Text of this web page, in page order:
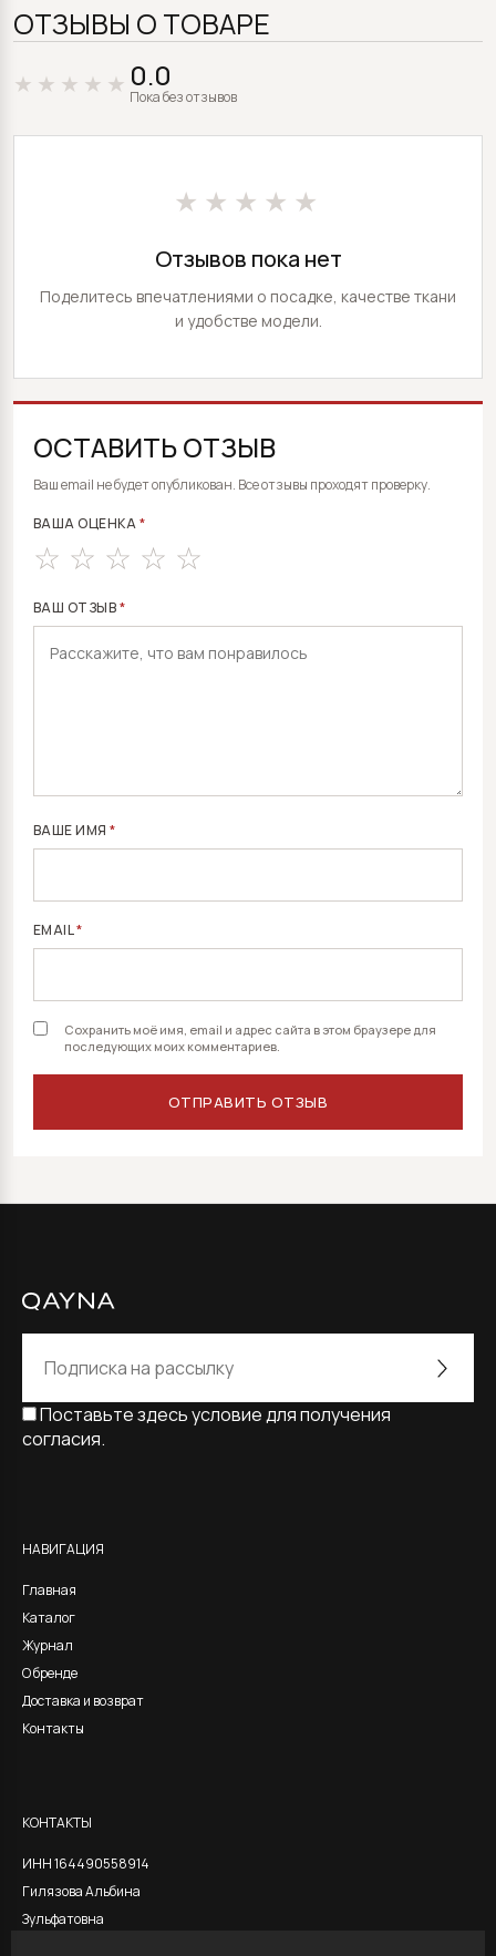
ОТЗЫВЫ О ТОВАРЕ
0.0
Пока без отзывов
★★★★★
Отзывов пока нет
Поделитесь впечатлениями о посадке, качестве ткани
и удобстве модели.
ОСТАВИТЬ ОТЗЫВ
Ваш email не будет опубликован. Все отзывы проходят проверку.
ВАША ОЦЕНКА*
ВАШ ОТЗЫВ*
ВАШЕ ИМЯ*
EMAIL*
Сохранить моё имя, email и адрес сайта в этом браузере для
последующих моих комментариев.
ALTERNATIVE:
Поставьте здесь условие для получения
согласия.
НАВИГАЦИЯ
Главная
Каталог
Журнал
О бренде
Доставка и возврат
Контакты
КОНТАКТЫ
ИНН 164490558914
Гилязова Альбина
Зульфатовна